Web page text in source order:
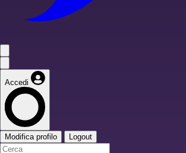
Accedi
Modifica profilo Logout